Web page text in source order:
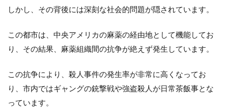
しかし、その背後には深刻な社会的問題が隠されています。
この都市は、中央アメリカの麻薬の経由地として機能してお
り、その結果、麻薬組織間の抗争が絶えず発生しています。
この抗争により、殺人事件の発生率が非常に高くなってお
り、市内ではギャングの銃撃戦や強盗殺人が日常茶飯事とな
っています。